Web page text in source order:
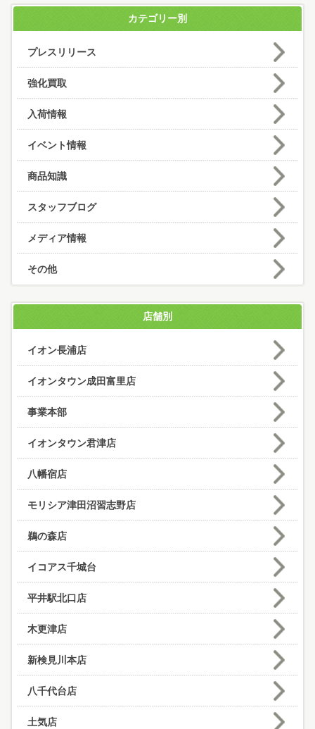
カテゴリー別
プレスリリース
強化買取
入荷情報
イベント情報
商品知識
スタッフブログ
メディア情報
その他
店舗別
イオン長浦店
イオンタウン成田富里店
事業本部
イオンタウン君津店
八幡宿店
モリシア津田沼習志野店
鵜の森店
イコアス千城台
平井駅北口店
木更津店
新検見川本店
八千代台店
土気店